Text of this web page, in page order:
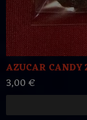
AZUCAR CANDY
3,00 €